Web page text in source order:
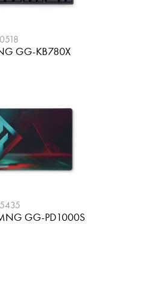
GG-KB780X
GG-PD1000S